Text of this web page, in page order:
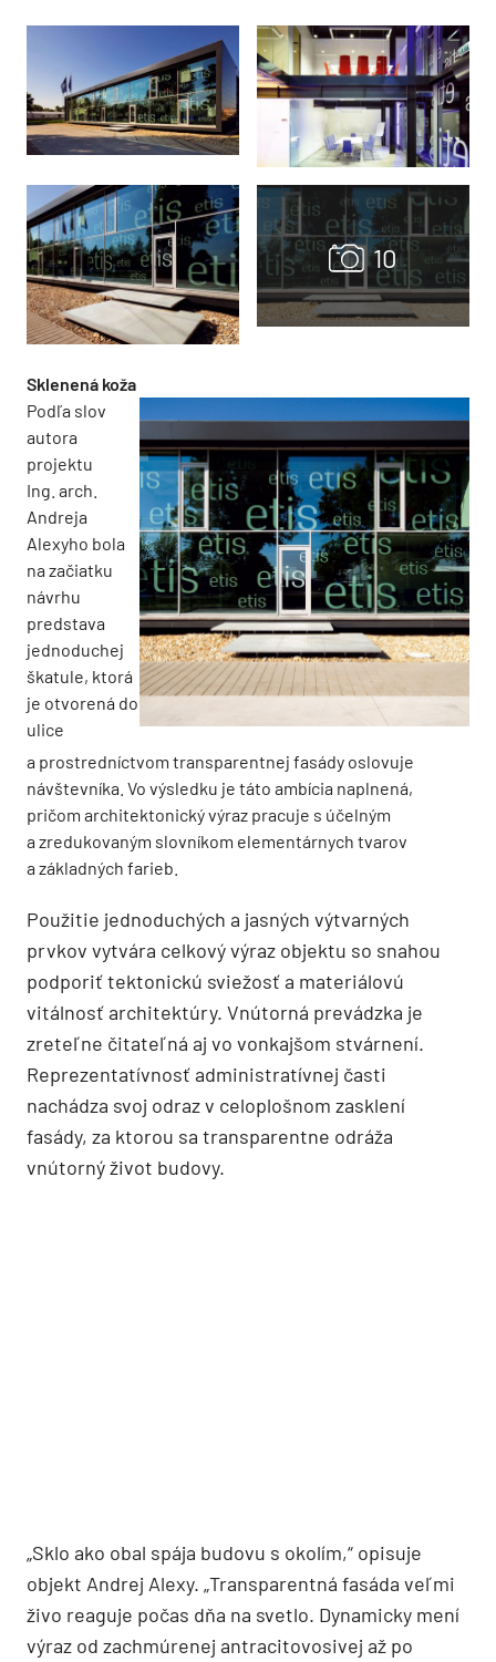
Sklenená koža
Podľa slov
autora
projektu
Ing. arch.
Andreja
Alexyho bola
na začiatku
návrhu
predstava
jednoduchej
škatule, ktorá
je otvorená do
ulice
a prostredníctvom transparentnej fasády oslovuje
návštevníka. Vo výsledku je táto ambícia naplnená,
pričom architektonický výraz pracuje s účelným
a zredukovaným slovníkom elementárnych tvarov
a základných farieb.
Použitie jednoduchých a jasných výtvarných
prvkov vytvára celkový výraz objektu so snahou
podporiť tektonickú sviežosť a materiálovú
vitálnosť architektúry. Vnútorná prevádzka je
zreteľne čitateľná aj vo vonkajšom stvárnení.
Reprezentatívnosť administratívnej časti
nachádza svoj odraz v celoplošnom zasklení
fasády, za ktorou sa transparentne odráža
vnútorný život budovy.
„Sklo ako obal spája budovu s okolím,“ opisuje
objekt Andrej Alexy. „Transparentná fasáda veľmi
živo reaguje počas dňa na svetlo. Dynamicky mení
výraz od zachmúrenej antracitovosivej až po